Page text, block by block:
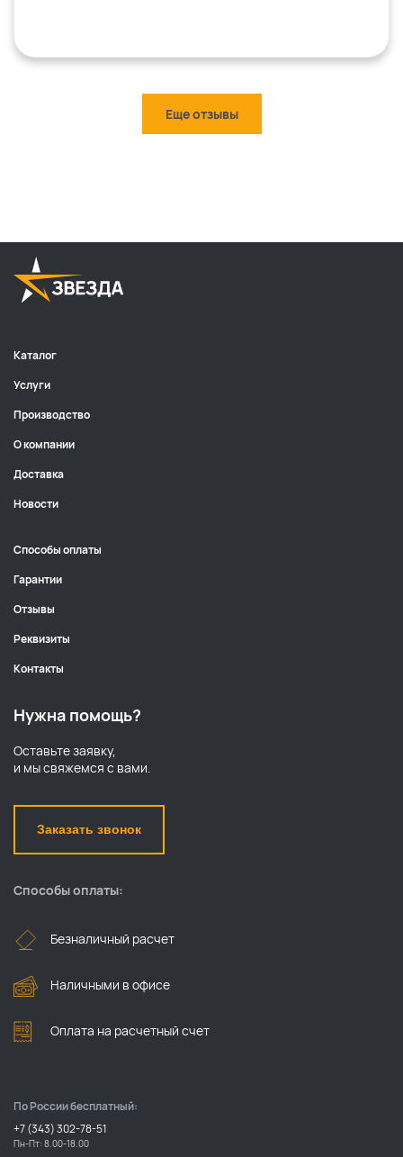
Еще отзывы
Нужна помощь?
Оставьте заявку,
и мы свяжемся с вами.
Заказать звонок
Каталог
Услуги
Производство
О компании
Доставка
Новости
Способы оплаты
Гарантии
Отзывы
Реквизиты
Контакты
Способы оплаты:
Безналичный расчет
Наличными в офисе
Оплата на расчетный счет
По России бесплатный:
+7 (343) 302-78-51
Пн-Пт: 8.00-18.00